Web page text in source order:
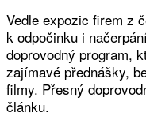
Vedle expozic firem z
k odpočinku i
doprovodný program,
zajímavé přednášky,
filmy. Přesný
článku.